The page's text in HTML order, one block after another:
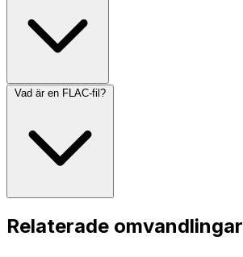
Vad är en FLAC-fil?
Relaterade omvandlingar